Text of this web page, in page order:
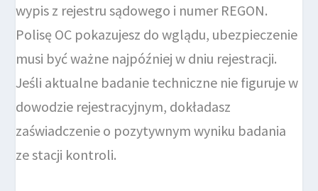
wypis z rejestru sądowego i numer REGON.
Polisę OC pokazujesz do wglądu, ubezpieczenie
musi być ważne najpóźniej w dniu rejestracji.
Jeśli aktualne badanie techniczne nie figuruje w
dowodzie rejestracyjnym, dokładasz
zaświadczenie o pozytywnym wyniku badania
ze stacji kontroli.